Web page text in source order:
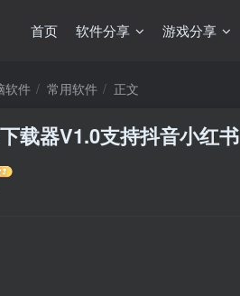
首页 软件分享 游戏分享
软件 常用软件 正文
载器V1.0支持抖音小红书